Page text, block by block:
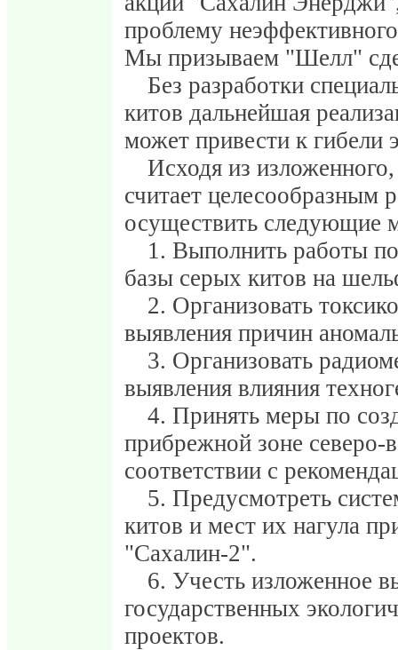
проблему
Мы призываем "Шелл"
Без разработки
китов дальнейшая
может привести к гибели
Исходя из
считает целесообразным
осуществить следующие
1. Выполнить работы
базы серых китов на
2. Организовать
выявления причин
3. Организовать
выявления влияния
4. Принять меры по
прибрежной зоне северо-
соответствии с
5. Предусмотреть
китов и мест их нагула
"Сахалин-2".
6. Учесть изложенное
государственных
проектов.